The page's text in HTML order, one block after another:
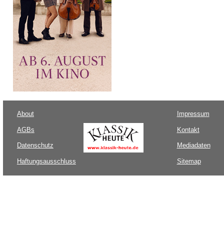
About
AGBs
Datenschutz
Haftungsausschluss
Impressum
Kontakt
Mediadaten
Sitemap